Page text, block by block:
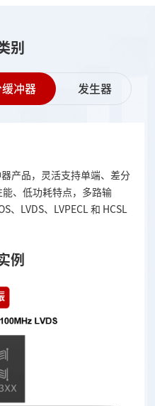
别
缓冲器 发生器
产品，灵活支持单端、差分
、低功耗特点，多路输
、LVDS、LVPECL 和 HCSL
例